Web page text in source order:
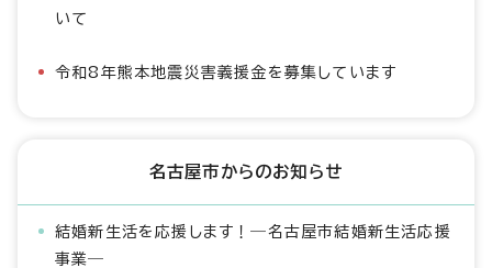
いて
令和8年熊本地震災害義援金を募集しています
名古屋市からのお知らせ
結婚新生活を応援します！―名古屋市結婚新生活応援
事業―